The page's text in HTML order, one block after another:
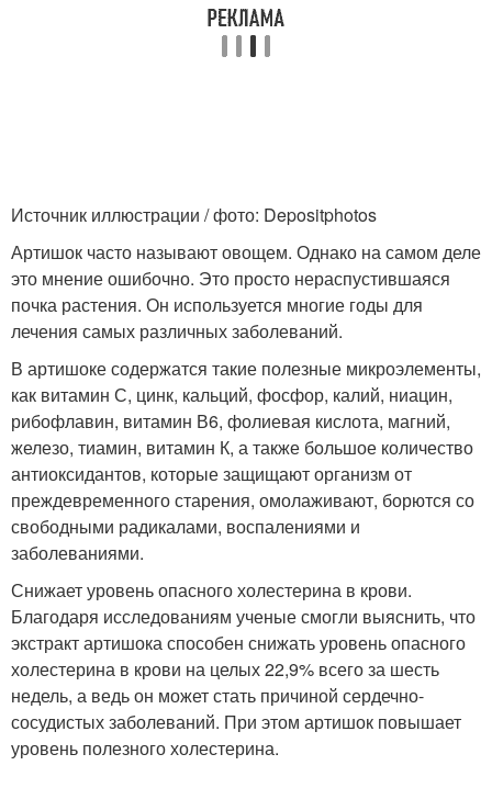
Источник иллюстрации / фото: Depositphotos
Артишок часто называют овощем. Однако на самом деле
это мнение ошибочно. Это просто нераспустившаяся
почка растения. Он используется многие годы для
лечения самых различных заболеваний.
В артишоке содержатся такие полезные микроэлементы,
как витамин С, цинк, кальций, фосфор, калий, ниацин,
рибофлавин, витамин В6, фолиевая кислота, магний,
железо, тиамин, витамин К, а также большое количество
антиоксидантов, которые защищают организм от
преждевременного старения, омолаживают, борются со
свободными радикалами, воспалениями и
заболеваниями.
Снижает уровень опасного холестерина в крови.
Благодаря исследованиям ученые смогли выяснить, что
экстракт артишока способен снижать уровень опасного
холестерина в крови на целых 22,9% всего за шесть
недель, а ведь он может стать причиной сердечно-
сосудистых заболеваний. При этом артишок повышает
уровень полезного холестерина.